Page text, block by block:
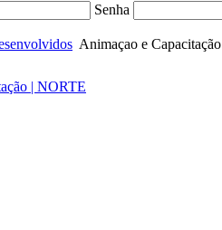
Senha
Animaçao e Capacitação
| NORTE